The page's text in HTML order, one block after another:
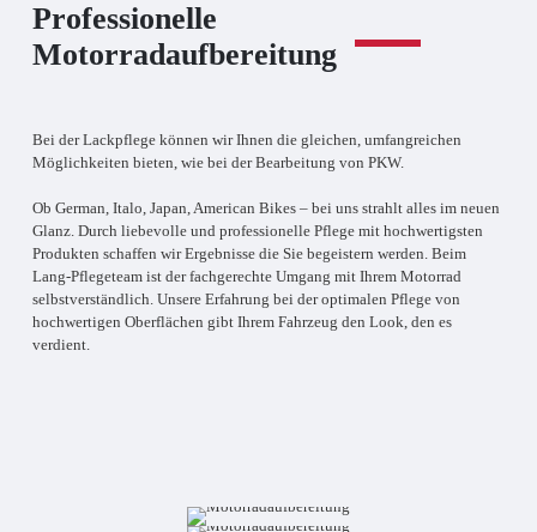
Professionelle
Motorradaufbereitung
Bei der Lackpflege können wir Ihnen die gleichen, umfangreichen
Möglichkeiten bieten, wie bei der Bearbeitung von PKW.
Ob German, Italo, Japan, American Bikes – bei uns strahlt alles im neuen
Glanz. Durch liebevolle und professionelle Pflege mit hochwertigsten
Produkten schaffen wir Ergebnisse die Sie begeistern werden. Beim
Lang-Pflegeteam ist der fachgerechte Umgang mit Ihrem Motorrad
selbstverständlich. Unsere Erfahrung bei der optimalen Pflege von
hochwertigen Oberflächen gibt Ihrem Fahrzeug den Look, den es
verdient.